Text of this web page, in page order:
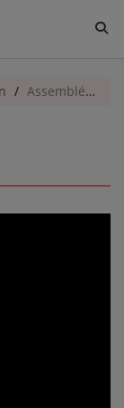
Assemblée générale de la confrérie des dozos